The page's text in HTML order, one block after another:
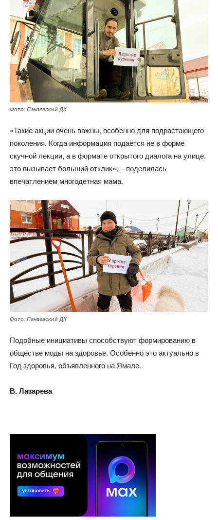
Фото: Панаевский ДК
«Такие акции очень важны, особенно для подрастающего
поколения. Когда информация подаётся не в форме
скучной лекции, а в формате открытого диалога на улице,
это вызывает больший отклик», – поделилась
впечатлением многодетная мама.
Фото: Панаевский ДК
Подобные инициативы способствуют формированию в
обществе моды на здоровье. Особенно это актуально в
Год здоровья, объявленного на Ямале.
В. Лазарева